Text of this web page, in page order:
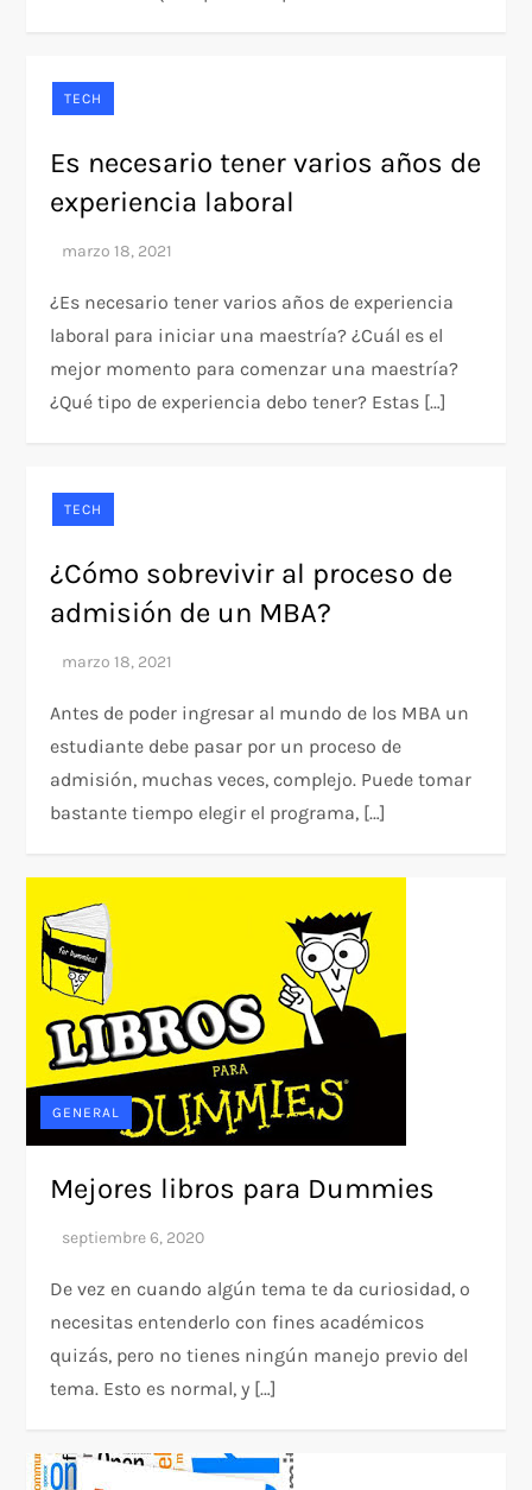
TECH
Es necesario tener varios años de
experiencia laboral
¿Es necesario tener varios años de experiencia
laboral para iniciar una maestría? ¿Cuál es el
mejor momento para comenzar una maestría?
¿Qué tipo de experiencia debo tener? Estas […]
TECH
¿Cómo sobrevivir al proceso de
admisión de un MBA?
Antes de poder ingresar al mundo de los MBA un
estudiante debe pasar por un proceso de
admisión, muchas veces, complejo. Puede tomar
bastante tiempo elegir el programa, […]
GENERAL
Mejores libros para Dummies
De vez en cuando algún tema te da curiosidad, o
necesitas entenderlo con fines académicos
quizás, pero no tienes ningún manejo previo del
tema. Esto es normal, y […]